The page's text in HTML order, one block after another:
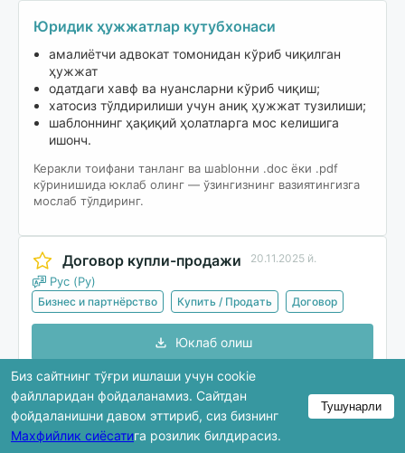
Юридик ҳужжатлар кутубхонаси
амалиётчи адвокат томонидан кўриб чиқилган
ҳужжат
одатдаги хавф ва нуансларни кўриб чиқиш;
хатосиз тўлдирилиши учун аниқ ҳужжат тузилиши;
шаблоннинг ҳақиқий ҳолатларга мос келишига
ишонч.
Керакли тоифани танланг ва шablонни .doc ёки .pdf
кўринишида юклаб олинг — ўзингизнинг вазиятингизга
мослаб тўлдиринг.
Договор купли-продажи 20.11.2025 й.
Рус (Ру)
Бизнес и партнёрство Купить / Продать Договор
Юклаб олиш
Кўриб чиқишда ҳужжатнинг фақат бир қисми
кўрсатилади. Тўлиқ версия юклаб олингандан кейин
мавжуд бўлади.
Биз сайтнинг тўғри ишлаши учун cookie
файлларидан фойдаланамиз. Сайтдан
фойдаланишни давом эттириб, сиз бизнинг
Махфийлик сиёсатига розилик билдирасиз.
Тушунарли